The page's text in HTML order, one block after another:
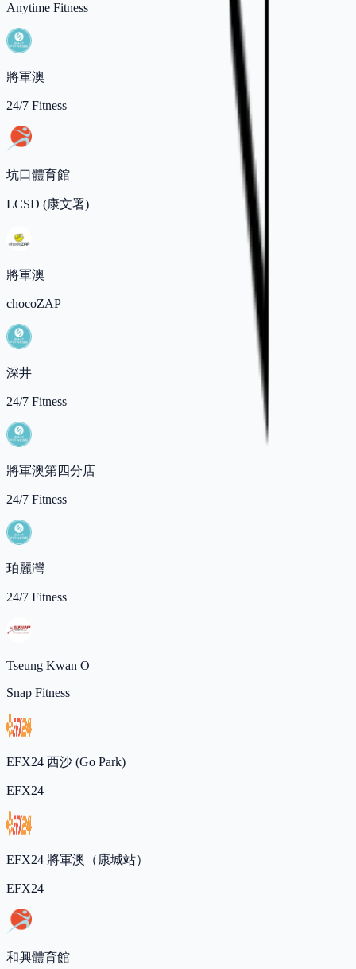
Anytime Fitness
將軍澳
24/7 Fitness
坑口體育館
LCSD (康文署)
將軍澳
chocoZAP
深井
24/7 Fitness
將軍澳第四分店
24/7 Fitness
珀麗灣
24/7 Fitness
Tseung Kwan O
Snap Fitness
EFX24 西沙 (Go Park)
EFX24
EFX24 將軍澳（康城站）
EFX24
和興體育館